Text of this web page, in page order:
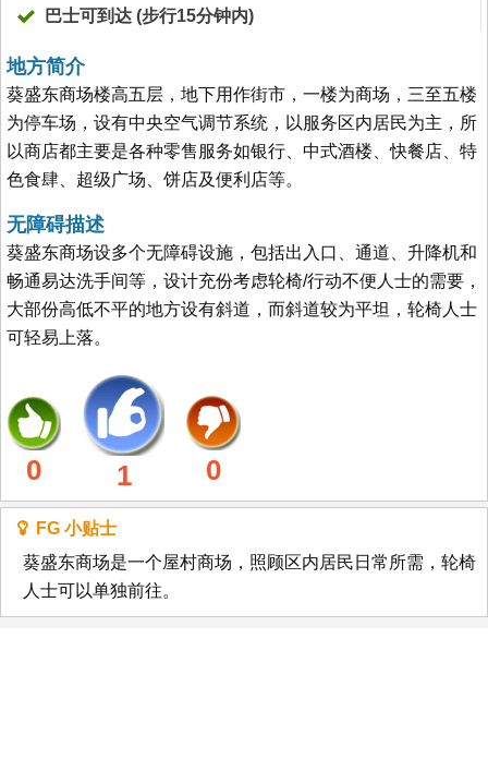
巴士可到达 (步行15分钟内)
地方简介
葵盛东商场楼高五层，地下用作街市，一楼为商场，三至五楼
为停车场，设有中央空气调节系统，以服务区内居民为主，所
以商店都主要是各种零售服务如银行、中式酒楼、快餐店、特
色食肆、超级广场、饼店及便利店等。
无障碍描述
葵盛东商场设多个无障碍设施，包括出入口、通道、升降机和
畅通易达洗手间等，设计充份考虑轮椅/行动不便人士的需要，
大部份高低不平的地方设有斜道，而斜道较为平坦，轮椅人士
可轻易上落。
0 1 0
FG 小贴士
葵盛东商场是一个屋村商场，照顾区内居民日常所需，轮椅
人士可以单独前往。